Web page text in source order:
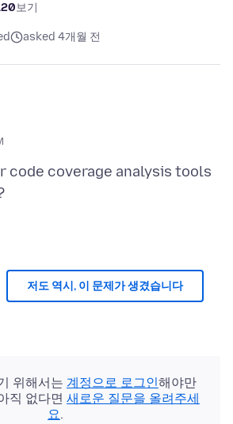
보기
asked 4개월 전
code coverage analysis tools
저도 역시, 이 문제가 생겼습니다
위해서는 계정으로 로그인해야만
직 없다면 새로운 질문을 올려주세
요.